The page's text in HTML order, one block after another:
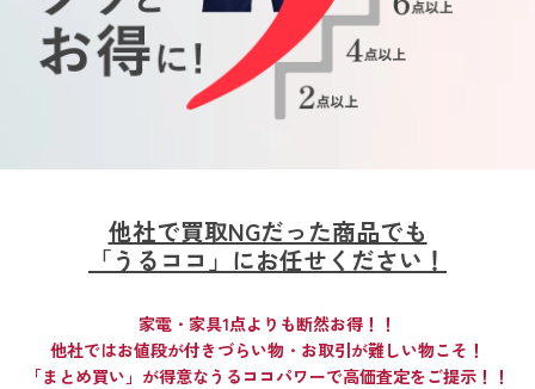
他社で買取NGだった商品でも
「うるココ」にお任せください！
家電・家具1点よりも断然お得！！
他社ではお値段が付きづらい物・お取引が難しい物こそ！
「まとめ買い」が得意なうるココパワーで高価査定をご提示！！